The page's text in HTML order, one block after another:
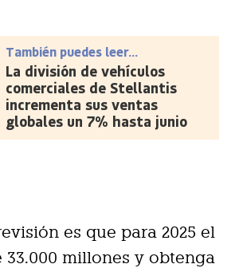
También puedes leer...
La división de vehículos
comerciales de Stellantis
incrementa sus ventas
globales un 7% hasta junio
es que para 2025 el
millones y obtenga